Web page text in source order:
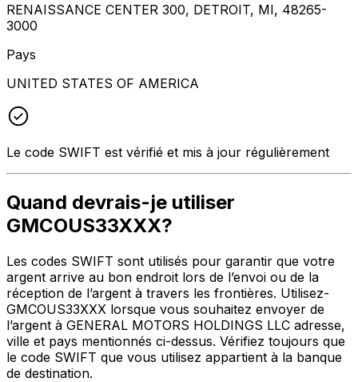
RENAISSANCE CENTER 300, DETROIT, MI, 48265-
3000
Pays
UNITED STATES OF AMERICA
Le code SWIFT est vérifié et mis à jour régulièrement
Quand devrais-je utiliser
GMCOUS33XXX?
Les codes SWIFT sont utilisés pour garantir que votre
argent arrive au bon endroit lors de l’envoi ou de la
réception de l’argent à travers les frontières. Utilisez-
GMCOUS33XXX lorsque vous souhaitez envoyer de
l’argent à GENERAL MOTORS HOLDINGS LLC adresse,
ville et pays mentionnés ci-dessus. Vérifiez toujours que
le code SWIFT que vous utilisez appartient à la banque
de destination.